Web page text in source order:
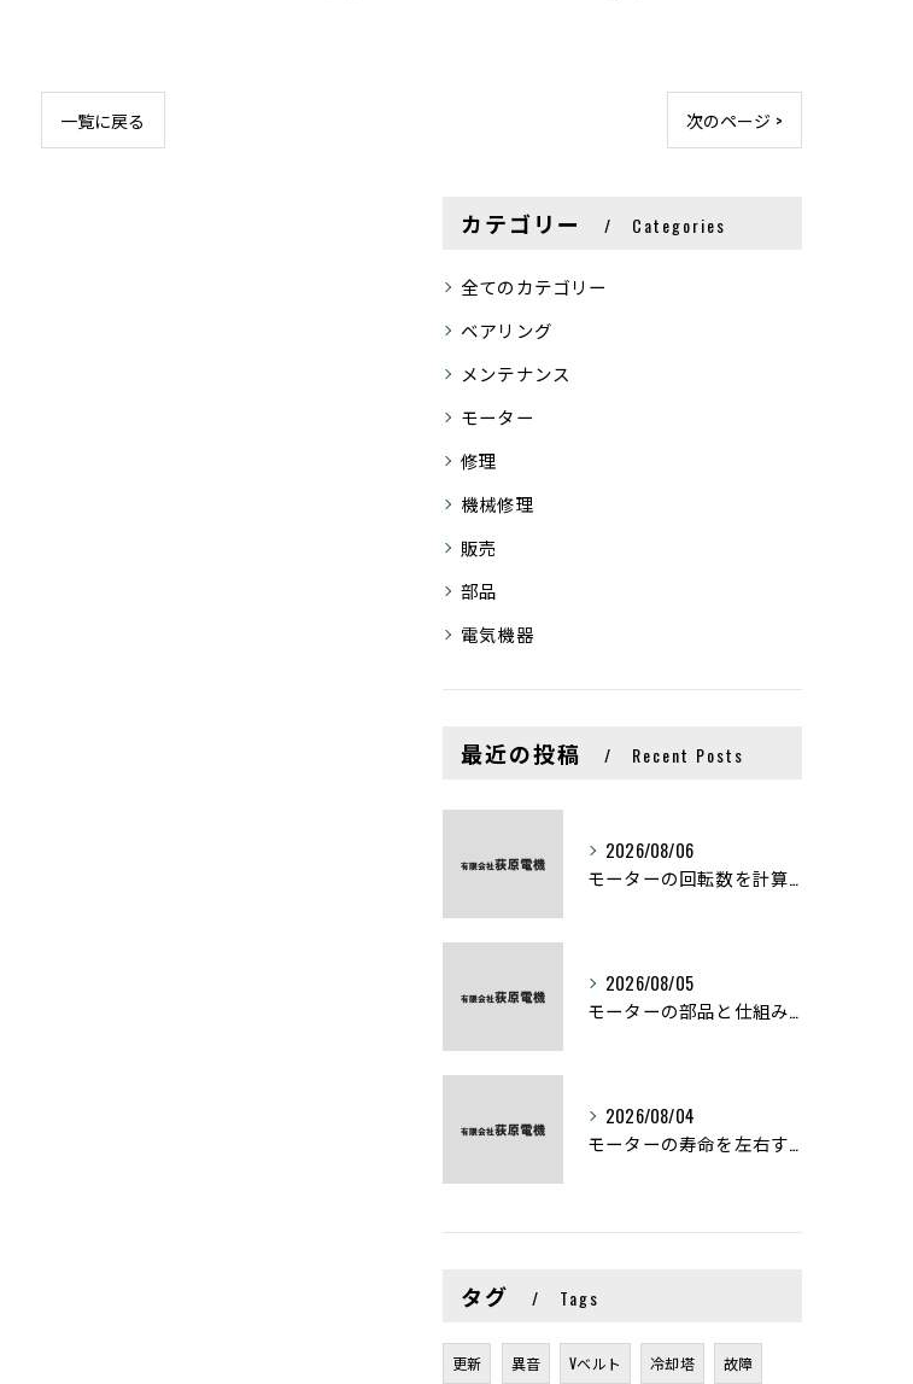
一覧に戻る 次のページ >
カテゴリー Categories
全てのカテゴリー
ベアリング
メンテナンス
モーター
修理
機械修理
販売
部品
電気機器
最近の投稿 Recent Posts
2026/08/06
モーターの回転数を計算から実践まで徹底解説
2026/08/05
モーターの部品と仕組みを図解で学ぶ基礎知識まとめ
2026/08/04
モーターの寿命を左右する劣化症状と用途別の交換時期を徹底解説
タグ Tags
更新 異音 Vベルト 冷却塔 故障